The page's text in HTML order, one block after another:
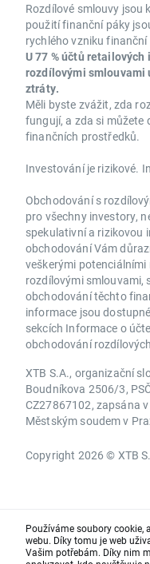
Rozdílové smlouvy jsou
použití finanční páky
rychlého vzniku
U 77 % účtů
rozdílovými smlouvami
ztráty.
Měli byste zvážit, zda
fungují, a zda si
finančních prostředků.
Investování je rizikové.
Obchodování s
pro všechny investory,
spekulativní a rizikovou
obchodování Vám
veškerými
rozdílovými smlouvami,
obchodování těchto
informace jsou
sekcích Informace o
obchodování
XTB S.A., organizační
Boudníkova 2506/3,
CZ27867102, zapsána
Městským soudem v
Copyright 2026 © XTB
Používáme soubory
webu. Díky tomu je web
Vašim potřebám. Díky nim